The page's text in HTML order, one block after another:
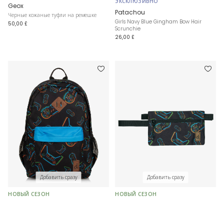
Geox
Черные кожаные туфли на ремешке
50,00 £
Patachou
Girls Navy Blue Gingham Bow Hair
Scrunchie
26,00 £
Добавить сразу
НОВЫЙ СЕЗОН
Добавить сразу
НОВЫЙ СЕЗОН